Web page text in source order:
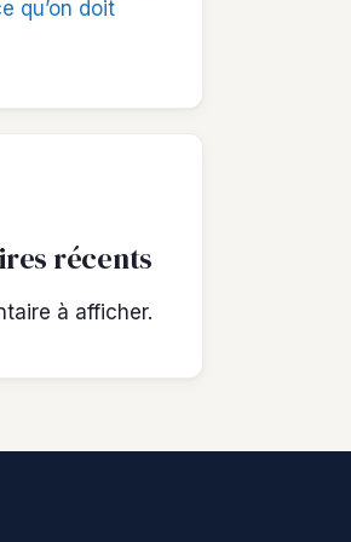
qu’on doit
récents
à afficher.